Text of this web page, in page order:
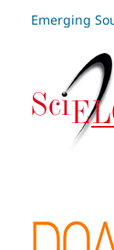
Emerging